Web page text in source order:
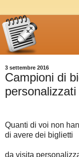
3 settembre 2016
Campioni di
Quanti di voi non
di avere dei biglietti
da visita